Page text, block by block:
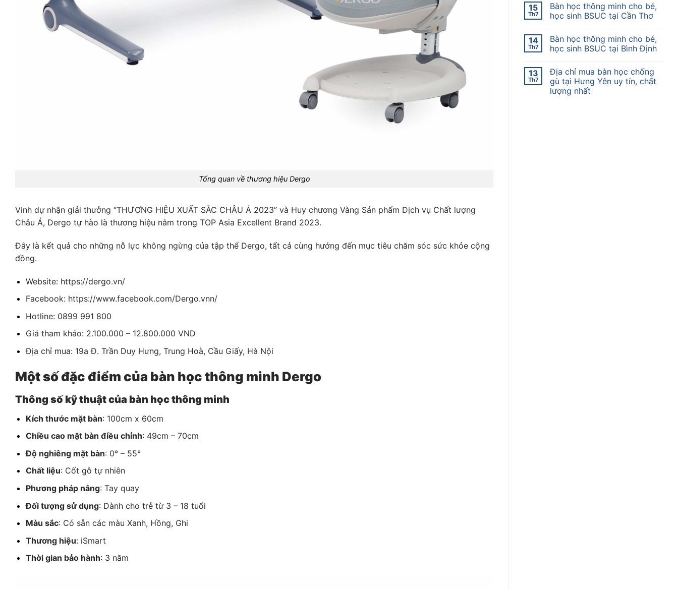
Tổng quan về thương hiệu Dergo
Vinh dự nhận giải thưởng “THƯƠNG HIỆU XUẤT SẮC CHÂU Á 2023” và Huy chương Vàng Sản phẩm Dịch vụ Chất lượng
Châu Á, Dergo tự hào là thương hiệu nằm trong TOP Asia Excellent Brand 2023.
Đây là kết quả cho những nỗ lực không ngừng của tập thể Dergo, tất cả cùng hướng đến mục tiêu chăm sóc sức khỏe cộng
đồng.
Website: https://dergo.vn/
Facebook: https://www.facebook.com/Dergo.vnn/
Hotline: 0899 991 800
Giá tham khảo: 2.100.000 – 12.800.000 VND
Địa chỉ mua: 19a Đ. Trần Duy Hưng, Trung Hoà, Cầu Giấy, Hà Nội
Một số đặc điểm của bàn học thông minh Dergo
Thông số kỹ thuật của bàn học thông minh
Kích thước mặt bàn: 100cm x 60cm
Chiều cao mặt bàn điều chỉnh: 49cm – 70cm
Độ nghiêng mặt bàn: 0° – 55°
Chất liệu: Cốt gỗ tự nhiên
Phương pháp nâng: Tay quay
Đối tượng sử dụng: Dành cho trẻ từ 3 – 18 tuổi
Màu sắc: Có sẵn các màu Xanh, Hồng, Ghi
Thương hiệu: iSmart
Thời gian bảo hành: 3 năm
15
Th7
Bàn học thông minh cho bé,
học sinh BSUC tại Cần Thơ
14
Th7
Bàn học thông minh cho bé,
học sinh BSUC tại Bình Định
13
Th7
Địa chỉ mua bàn học chống
gù tại Hưng Yên uy tín, chất
lượng nhất